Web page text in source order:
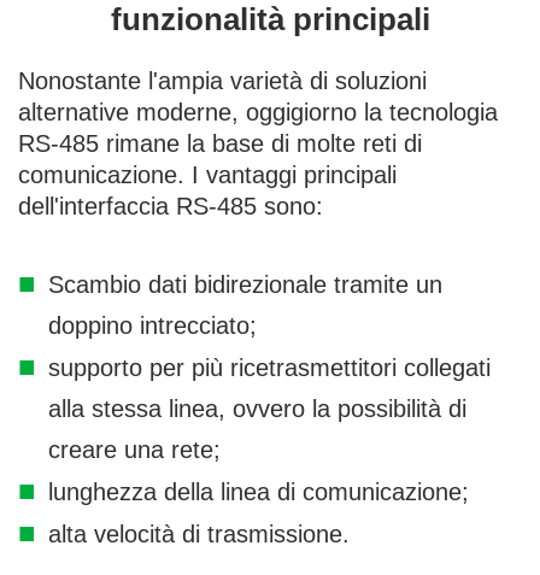
funzionalità principali
Nonostante l'ampia varietà di soluzioni
alternative moderne, oggigiorno la tecnologia
RS-485 rimane la base di molte reti di
comunicazione. I vantaggi principali
dell'interfaccia RS-485 sono:
Scambio dati bidirezionale tramite un
doppino intrecciato;
supporto per più ricetrasmettitori collegati
alla stessa linea, ovvero la possibilità di
creare una rete;
lunghezza della linea di comunicazione;
alta velocità di trasmissione.